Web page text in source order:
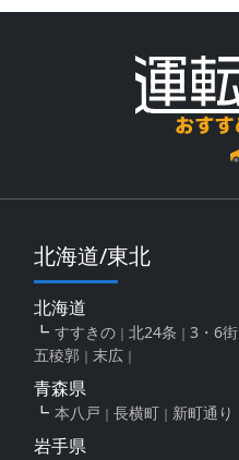
北海道/東北
北海道
すすきの 北24条 3・6街
五稜郭
末広
青森県
本八戸 長横町 新町通り
岩手県